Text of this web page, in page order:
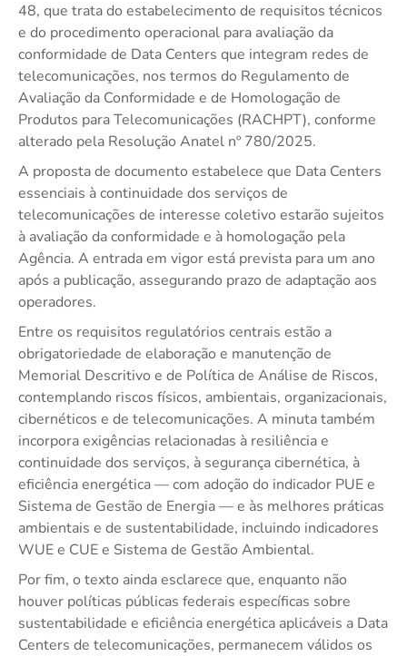
48, que trata do estabelecimento de requisitos técnicos
e do procedimento operacional para avaliação da
conformidade de Data Centers que integram redes de
telecomunicações, nos termos do Regulamento de
Avaliação da Conformidade e de Homologação de
Produtos para Telecomunicações (RACHPT), conforme
alterado pela Resolução Anatel nº 780/2025.
A proposta de documento estabelece que Data Centers
essenciais à continuidade dos serviços de
telecomunicações de interesse coletivo estarão sujeitos
à avaliação da conformidade e à homologação pela
Agência. A entrada em vigor está prevista para um ano
após a publicação, assegurando prazo de adaptação aos
operadores.
Entre os requisitos regulatórios centrais estão a
obrigatoriedade de elaboração e manutenção de
Memorial Descritivo e de Política de Análise de Riscos,
contemplando riscos físicos, ambientais, organizacionais,
cibernéticos e de telecomunicações. A minuta também
incorpora exigências relacionadas à resiliência e
continuidade dos serviços, à segurança cibernética, à
eficiência energética — com adoção do indicador PUE e
Sistema de Gestão de Energia — e às melhores práticas
ambientais e de sustentabilidade, incluindo indicadores
WUE e CUE e Sistema de Gestão Ambiental.
Por fim, o texto ainda esclarece que, enquanto não
houver políticas públicas federais específicas sobre
sustentabilidade e eficiência energética aplicáveis a Data
Centers de telecomunicações, permanecem válidos os